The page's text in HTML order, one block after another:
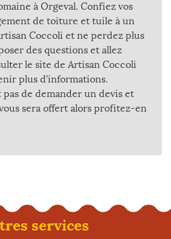
à Orgeval. Confiez vos
de toiture et tuile à un
Coccoli et ne perdez plus
des questions et allez
le site de Artisan Coccoli
plus d’informations.
pas de demander un devis et
sera offert alors profitez-en
services